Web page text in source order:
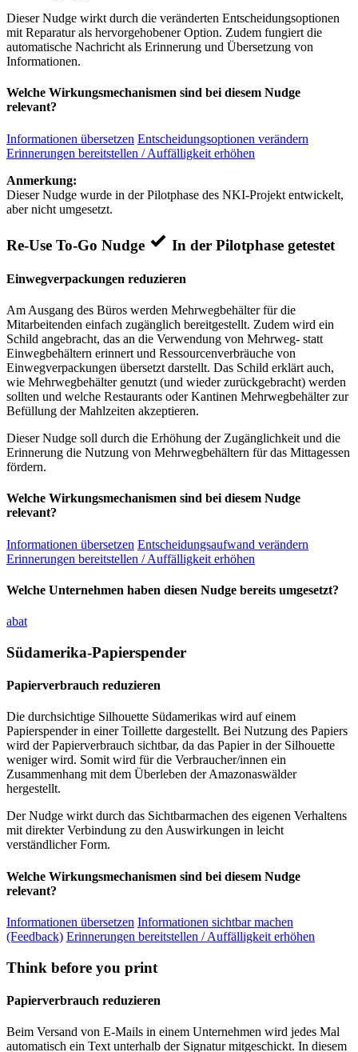
Dieser Nudge wirkt durch die veränderten Entscheidungsoptionen
mit Reparatur als hervorgehobener Option. Zudem fungiert die
automatische Nachricht als Erinnerung und Übersetzung von
Informationen.
Welche Wirkungsmechanismen sind bei diesem Nudge
relevant?
Informationen übersetzen Entscheidungsoptionen verändern
Erinnerungen bereitstellen / Auffälligkeit erhöhen
Anmerkung:
Dieser Nudge wurde in der Pilotphase des NKI-Projekt entwickelt,
aber nicht umgesetzt.
Re-Use To-Go Nudge In der Pilotphase getestet
Einwegverpackungen reduzieren
Am Ausgang des Büros werden Mehrwegbehälter für die
Mitarbeitenden einfach zugänglich bereitgestellt. Zudem wird ein
Schild angebracht, das an die Verwendung von Mehrweg- statt
Einwegbehältern erinnert und Ressourcenverbräuche von
Einwegverpackungen übersetzt darstellt. Das Schild erklärt auch,
wie Mehrwegbehälter genutzt (und wieder zurückgebracht) werden
sollten und welche Restaurants oder Kantinen Mehrwegbehälter zur
Befüllung der Mahlzeiten akzeptieren.
Dieser Nudge soll durch die Erhöhung der Zugänglichkeit und die
Erinnerung die Nutzung von Mehrwegbehältern für das Mittagessen
fördern.
Welche Wirkungsmechanismen sind bei diesem Nudge
relevant?
Informationen übersetzen Entscheidungsaufwand verändern
Erinnerungen bereitstellen / Auffälligkeit erhöhen
Welche Unternehmen haben diesen Nudge bereits umgesetzt?
abat
Südamerika-Papierspender
Papierverbrauch reduzieren
Die durchsichtige Silhouette Südamerikas wird auf einem
Papierspender in einer Toillette dargestellt. Bei Nutzung des Papiers
wird der Papierverbrauch sichtbar, da das Papier in der Silhouette
weniger wird. Somit wird für die Verbraucher/innen ein
Zusammenhang mit dem Überleben der Amazonaswälder
hergestellt.
Der Nudge wirkt durch das Sichtbarmachen des eigenen Verhaltens
mit direkter Verbindung zu den Auswirkungen in leicht
verständlicher Form.
Welche Wirkungsmechanismen sind bei diesem Nudge
relevant?
Informationen übersetzen Informationen sichtbar machen
(Feedback) Erinnerungen bereitstellen / Auffälligkeit erhöhen
Think before you print
Papierverbrauch reduzieren
Beim Versand von E-Mails in einem Unternehmen wird jedes Mal
automatisch ein Text unterhalb der Signatur mitgeschickt. In diesem